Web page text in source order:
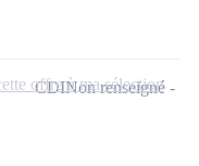
CDINon renseigné
offre à ma sélection